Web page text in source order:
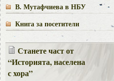
В. Мутафчиева в НБУ
Книга за посетители
Станете част от
“Историята, населена
с хора”